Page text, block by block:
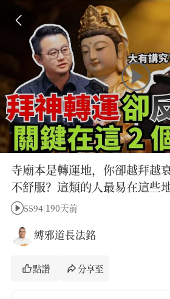
寺廟本是轉運地，你卻越拜越
不舒服？這類的人最易在這些
5594 190天前
縛邪道長法銘
點讚 分享至